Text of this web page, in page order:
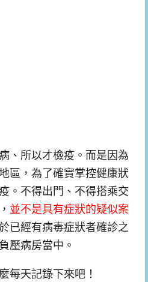
、所以才檢疫。而是因為
區，為了確實掌控健康狀
。不得出門、不得搭乘交
並不是具有症狀的疑似案
已經有病毒症狀者確診之
壓病房當中。
每天記錄下來吧！